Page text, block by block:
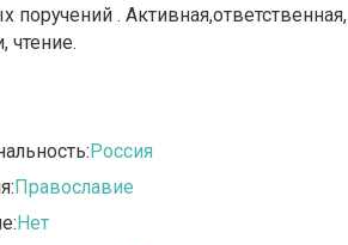
. Активная,ответственная,
чтение.
Россия
Православие
Нет